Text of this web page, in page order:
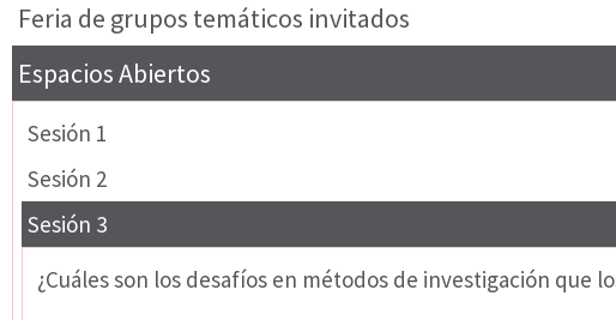
Feria de grupos temáticos invitados
Espacios Abiertos
Sesión 1
Sesión 2
Sesión 3
¿Cuáles son los desafíos en métodos de investigación